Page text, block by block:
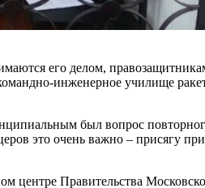
его делом,
инженерное училище
был вопрос
это очень важно –
центре Правительства